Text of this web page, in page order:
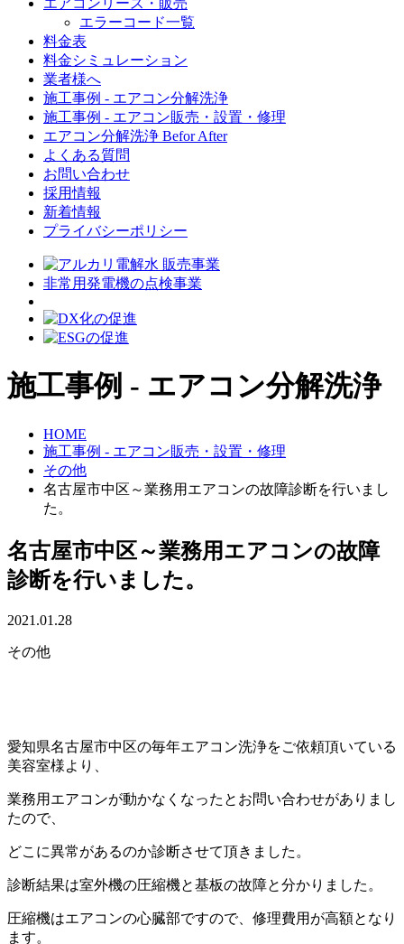
エアコンリース・販売
エラーコード一覧
料金表
料金シミュレーション
業者様へ
施工事例 - エアコン分解洗浄
施工事例 - エアコン販売・設置・修理
エアコン分解洗浄 Befor After
よくある質問
お問い合わせ
採用情報
新着情報
プライバシーポリシー
非常用発電機の点検事業
施工事例 - エアコン分解洗浄
HOME
施工事例 - エアコン販売・設置・修理
その他
名古屋市中区～業務用エアコンの故障診断を行いまし
た。
名古屋市中区～業務用エアコンの故障
診断を行いました。
2021.01.28
その他
愛知県名古屋市中区の毎年エアコン洗浄をご依頼頂いている
美容室様より、
業務用エアコンが動かなくなったとお問い合わせがありまし
たので、
どこに異常があるのか診断させて頂きました。
診断結果は室外機の圧縮機と基板の故障と分かりました。
圧縮機はエアコンの心臓部ですので、修理費用が高額となり
ます。